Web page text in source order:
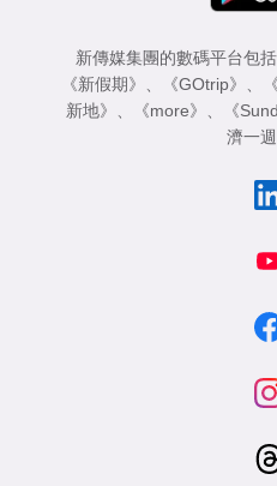
新傳媒集團的數碼平台包
《新假期》
《GOtrip》
新地》
《more》 《
濟一週